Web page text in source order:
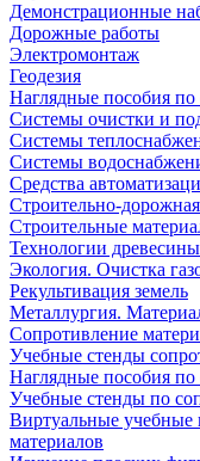
Демонстрационные
Дорожные работы
Электромонтаж
Геодезия
Наглядные пособия по
Системы очистки и
Системы
Системы
Средства
Строительно-
Строительные
Технологии
Экология. Очистка
Рекультивация земель
Металлургия.
Сопротивление
Учебные стенды
Наглядные пособия
Учебные стенды по
Виртуальные
материалов